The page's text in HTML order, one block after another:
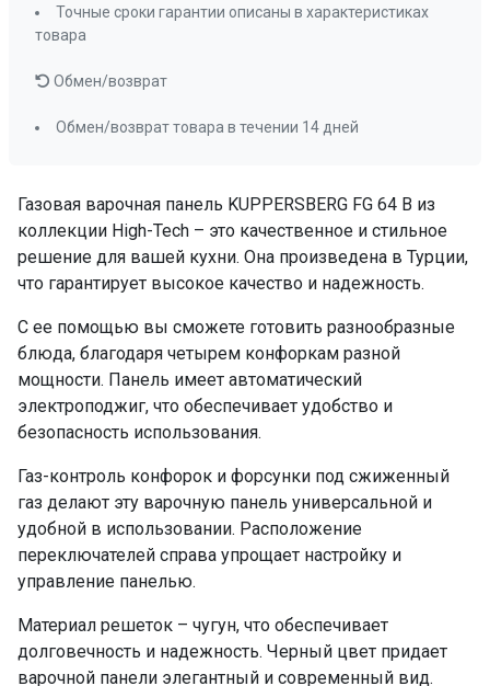
Газовая варочная панель KUPPERSBERG FG 64 B из
коллекции High-Tech – это качественное и стильное
решение для вашей кухни. Она произведена в Турции,
что гарантирует высокое качество и надежность.
С ее помощью вы сможете готовить разнообразные
блюда, благодаря четырем конфоркам разной
мощности. Панель имеет автоматический
электроподжиг, что обеспечивает удобство и
безопасность использования.
Газ-контроль конфорок и форсунки под сжиженный
газ делают эту варочную панель универсальной и
удобной в использовании. Расположение
переключателей справа упрощает настройку и
управление панелью.
Материал решеток – чугун, что обеспечивает
долговечность и надежность. Черный цвет придает
варочной панели элегантный и современный вид.
Точные сроки гарантии описаны в характеристиках
товара
Обмен/возврат
Обмен/возврат товара в течении 14 дней